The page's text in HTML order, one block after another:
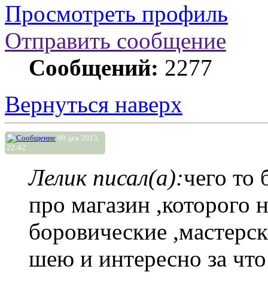
Просмотреть профиль
Отправить сообщение
Сообщений: 2277
Вернуться наверх
09 дек 2013,
22:42
Лелик писал(а):чего то
про магазин ,которого
боровические
шею и интересно за